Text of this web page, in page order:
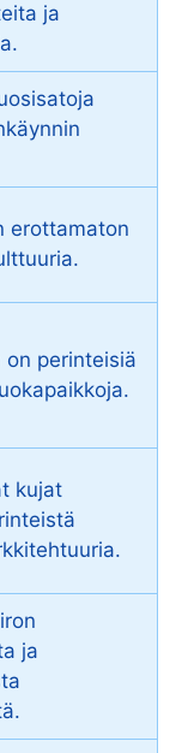
ja
erottamaton
on perinteisiä
kujat
ja